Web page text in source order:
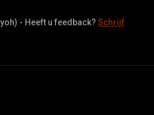
- Heeft u feedback?Schrijf